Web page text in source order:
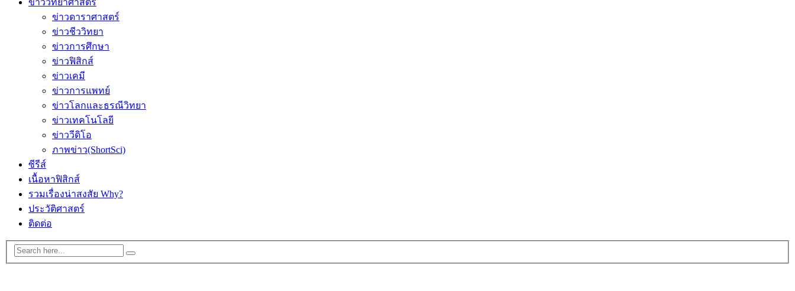
ข่าวดาราศาสตร์
ข่าวชีววิทยา
ข่าวการศึกษา
ข่าวฟิสิกส์
ข่าวเคมี
ข่าวการแพทย์
ข่าวโลกและธรณีวิทยา
ข่าวเทคโนโลยี
ข่าววีดิโอ
ภาพข่าว(ShortSci)
ซีรีส์
เนื้อหาฟิสิกส์
รวมเรื่องน่าสงสัย Why?
ประวัติศาสตร์
ติดต่อ